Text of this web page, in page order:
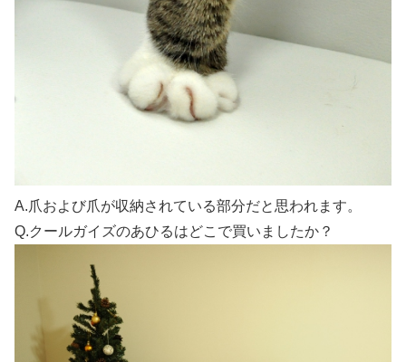
A.爪および爪が収納されている部分だと思われます。
Q.クールガイズのあひるはどこで買いましたか？